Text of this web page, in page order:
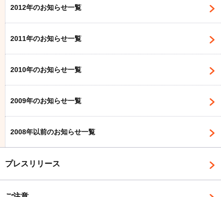
2012年のお知らせ一覧
2011年のお知らせ一覧
2010年のお知らせ一覧
2009年のお知らせ一覧
2008年以前のお知らせ一覧
プレスリリース